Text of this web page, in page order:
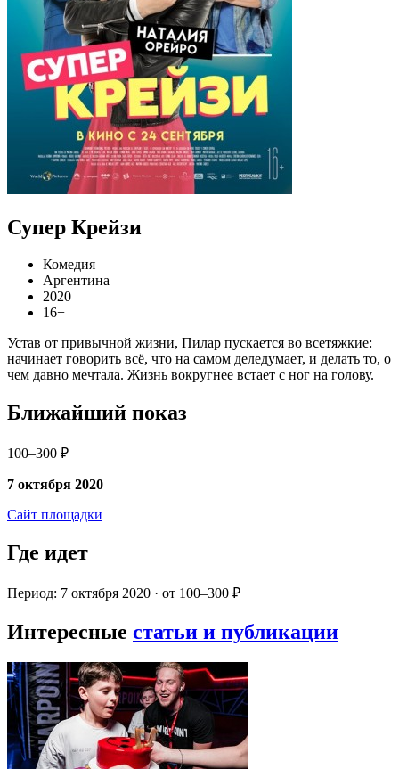
Супер Крейзи
Комедия
Аргентина
2020
16+
Устав от привычной жизни, Пилар пускается во всетяжкие:
начинает говорить всё, что на самом деледумает, и делать то, о
чем давно мечтала. Жизнь вокругнее встает с ног на голову.
Ближайший показ
100–300 ₽
7 октября 2020
Сайт площадки
Где идет
Период: 7 октября 2020 · от 100–300 ₽
Интересные статьи и публикации